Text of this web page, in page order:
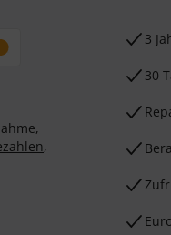
,
3
30